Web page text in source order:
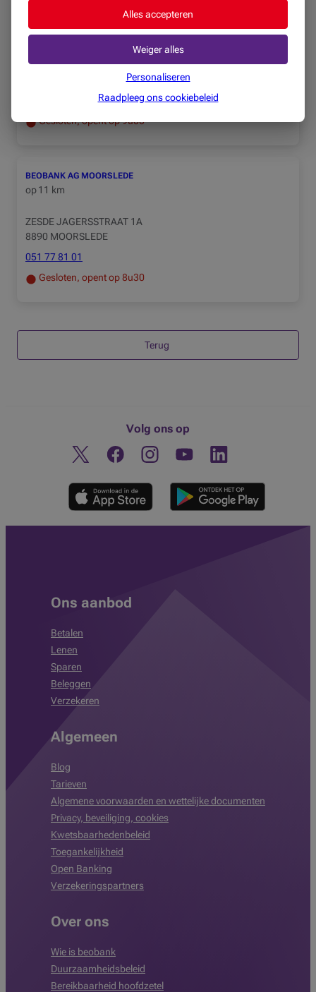
BEOBANK AG HARELBEKE
op9,8 km
GENTSESTRAAT 32
Gesloten, opent op 9u00
BEOBANK AG MOORSLEDE
op11 km
ZESDE JAGERSSTRAAT 1A
8890 MOORSLEDE
051 77 81 01
Gesloten, opent op 8u30
Terug
Volg ons op
Twitter FacebookInstagramOntdek ons YouTube-kanaal
Linkedin
Ons aanbod
Betalen
Lenen
Sparen
Beleggen
Verzekeren
Algemeen
Blog
Tarieven
Algemene voorwaarden en wettelijke documenten
Privacy, beveiliging, cookies
Kwetsbaarhedenbeleid
Toegankelijkheid
Open Banking
Verzekeringspartners
Over ons
Wie is beobank
Duurzaamheidsbeleid
Bereikbaarheid hoofdzetel
Alles accepteren
Weiger alles
Personaliseren
Raadpleeg ons cookiebeleid